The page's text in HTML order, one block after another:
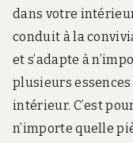
dans votre
conduit à la
et s’adapte à
plusieurs
intérieur. C’est
n’importe quelle